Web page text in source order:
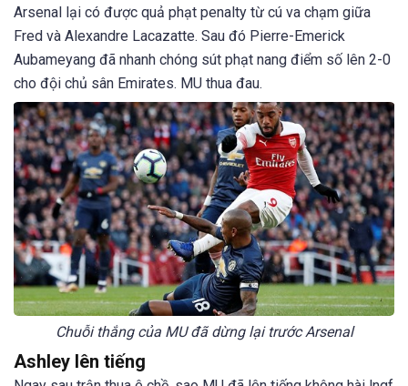
Arsenal lại có được quả phạt penalty từ cú va chạm giữa
Fred và Alexandre Lacazatte. Sau đó Pierre-Emerick
Aubameyang đã nhanh chóng sút phạt nang điểm số lên 2-0
cho đội chủ sân Emirates. MU thua đau.
Chuỗi thắng của MU đã dừng lại trước Arsenal
Ashley lên tiếng